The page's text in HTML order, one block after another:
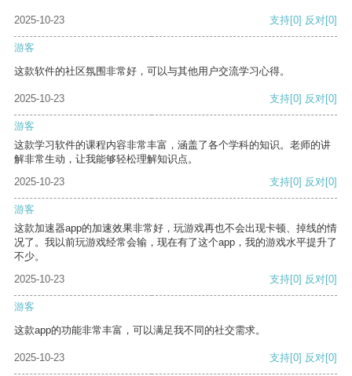
2025-10-23 支持[0] 反对[0]
游客
这款软件的社区氛围非常好，可以与其他用户交流学习心得。
2025-10-23 支持[0] 反对[0]
游客
这款学习软件的课程内容非常丰富，涵盖了各个学科的知识。老师的讲
解非常生动，让我能够轻松理解知识点。
2025-10-23
支持[0] 反对[0]
游客
这款加速器app的加速效果非常好，玩游戏再也不会出现卡顿、掉线的情
况了。我以前玩游戏经常会输，现在有了这个app，我的游戏水平提升了
不少。
2025-10-23
支持[0] 反对[0]
游客
这款app的功能非常丰富，可以满足我不同的社交需求。
2025-10-23 支持[0] 反对[0]